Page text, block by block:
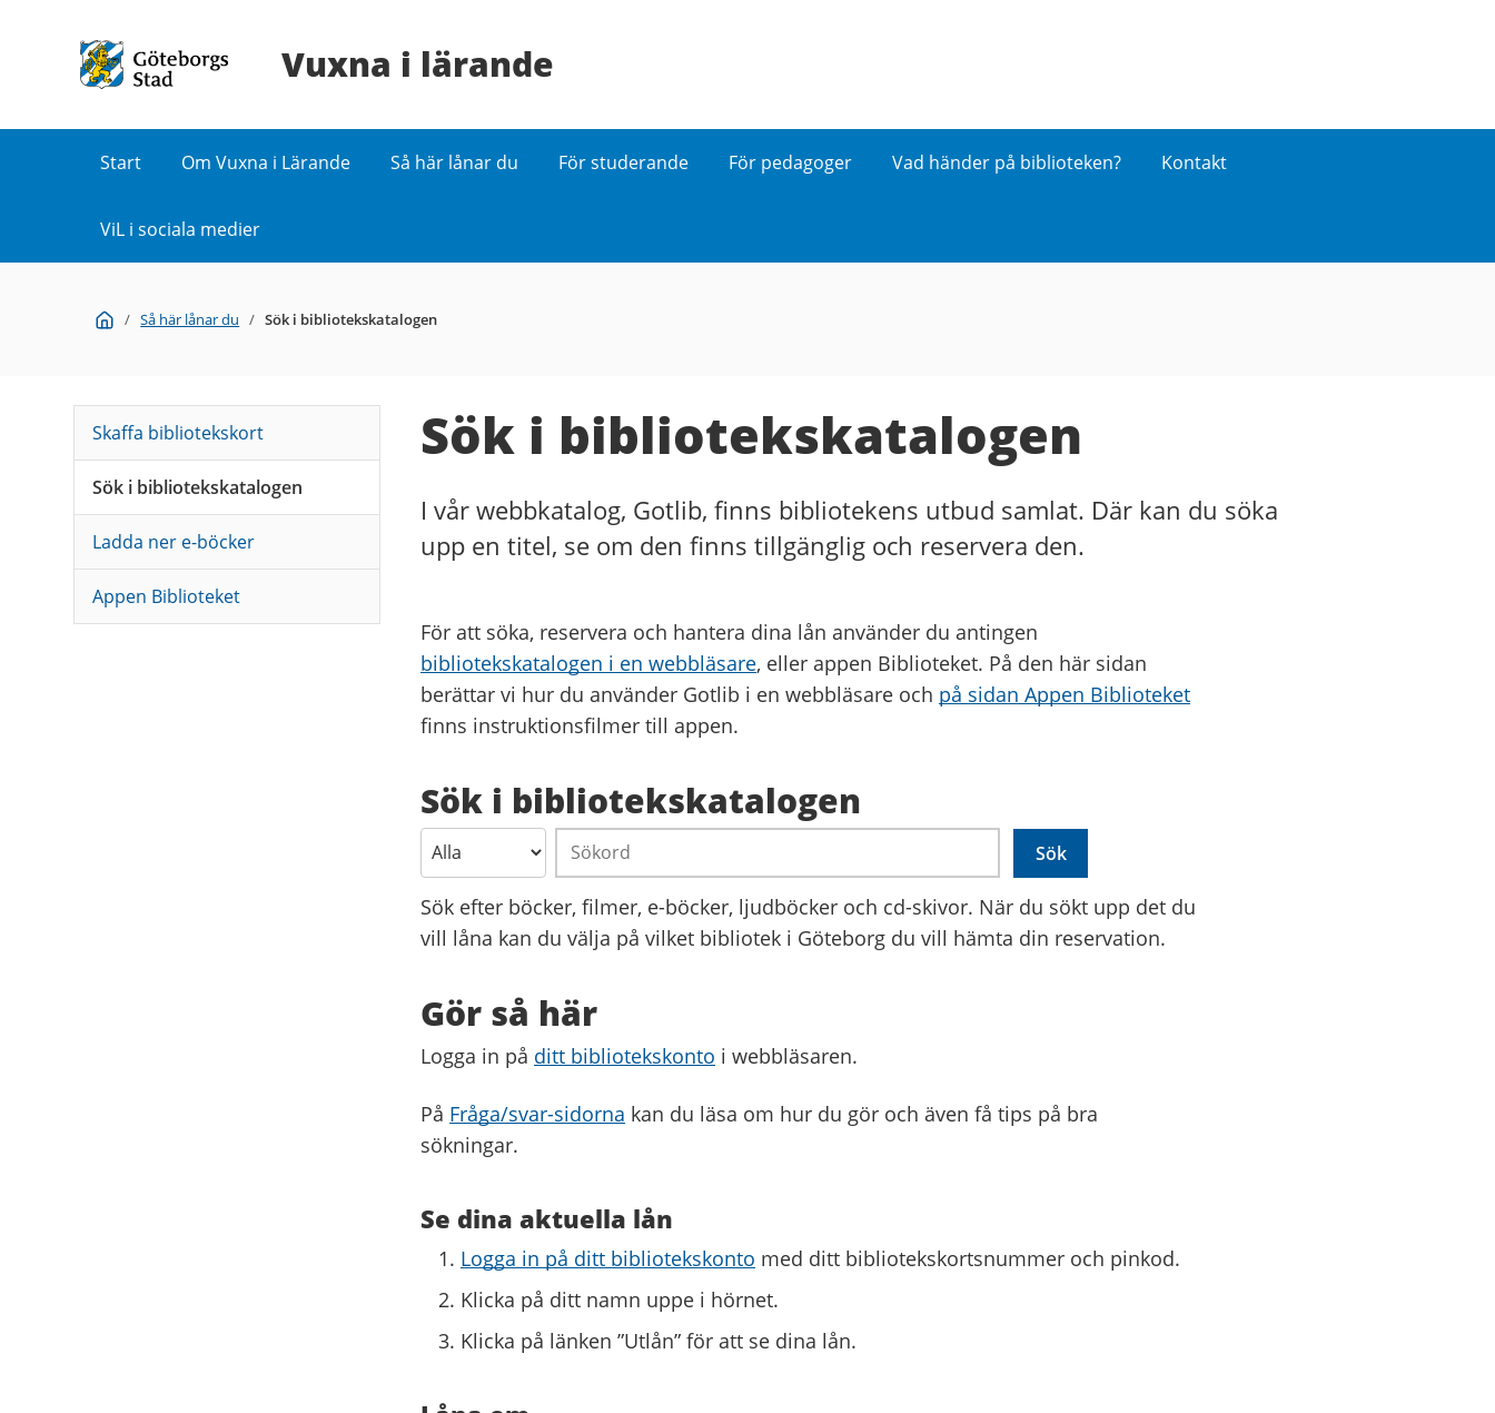
Vuxna i lärande
Start Om Vuxna i Lärande Så här lånar du För studerande För pedagoger Vad händer på biblioteken? Kontakt
ViL i sociala medier
Du Start
/ Så här lånar du / Sök i bibliotekskatalogen
Skaffa bibliotekskort
Sök i bibliotekskatalogen
Ladda ner e-böcker
Appen Biblioteket
Sök i bibliotekskatalogen
I vår webbkatalog, Gotlib, finns bibliotekens utbud samlat. Där kan du söka
upp en titel, se om den finns tillgänglig och reservera den.
För att söka, reservera och hantera dina lån använder du antingen
bibliotekskatalogen i en webbläsare, eller appen Biblioteket. På den här sidan
berättar vi hur du använder Gotlib i en webbläsare och på sidan Appen Biblioteket
finns instruktionsfilmer till appen.
Sök i bibliotekskatalogen
Söktyp Sökord
Sök efter böcker, filmer, e-böcker, ljudböcker och cd-skivor. När du sökt upp det du
vill låna kan du välja på vilket bibliotek i Göteborg du vill hämta din reservation.
Gör så här
Logga in på ditt bibliotekskonto i webbläsaren.
På Fråga/svar-sidorna kan du läsa om hur du gör och även få tips på bra
sökningar.
Se dina aktuella lån
Logga in på ditt bibliotekskonto med ditt bibliotekskortsnummer och pinkod.
Klicka på ditt namn uppe i hörnet.
Klicka på länken ”Utlån” för att se dina lån.